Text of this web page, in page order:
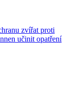
zvířat proti
učinit opatření